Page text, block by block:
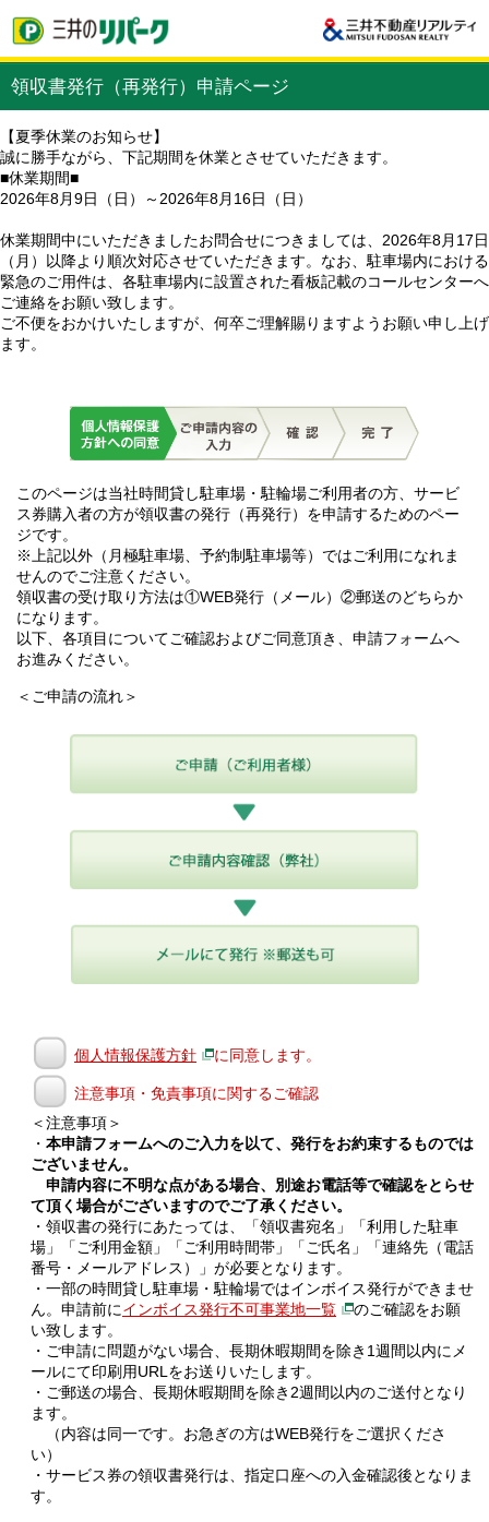
領収書発行（再発行）申請ページ
【夏季休業のお知らせ】
誠に勝手ながら、下記期間を休業とさせていただきます。
■休業期間■
2026年8月9日（日）～2026年8月16日（日）
休業期間中にいただきましたお問合せにつきましては、2026年8月17日
（月）以降より順次対応させていただきます。なお、駐車場内における
緊急のご用件は、各駐車場内に設置された看板記載のコールセンターへ
ご連絡をお願い致します。
ご不便をおかけいたしますが、何卒ご理解賜りますようお願い申し上げ
ます。
このページは当社時間貸し駐車場・駐輪場ご利用者の方、サービ
ス券購入者の方が領収書の発行（再発行）を申請するためのペー
ジです。
※上記以外（月極駐車場、予約制駐車場等）ではご利用になれま
せんのでご注意ください。
領収書の受け取り方法は①WEB発行（メール）②郵送のどちらか
になります。
以下、各項目についてご確認およびご同意頂き、申請フォームへ
お進みください。
＜ご申請の流れ＞
個人情報保護方針 に同意します。
注意事項・免責事項に関するご確認
＜注意事項＞
・ 本申請フォームへのご入力を以て、発行をお約束するものでは
ございません。
申請内容に不明な点がある場合、別途お電話等で確認をとらせ
て頂く場合がございますのでご了承ください。
・領収書の発行にあたっては、「領収書宛名」「利用した駐車
場」「ご利用金額」「ご利用時間帯」「ご氏名」「連絡先（電話
番号・メールアドレス）」が必要となります。
・一部の時間貸し駐車場・駐輪場ではインボイス発行ができませ
ん。申請前にインボイス発行不可事業地一覧
のご確認をお願
い致します。
・ご申請に問題がない場合、長期休暇期間を除き1週間以内にメ
ールにて印刷用URLをお送りいたします。
・ご郵送の場合、長期休暇期間を除き2週間以内のご送付となり
ます。
（内容は同一です。お急ぎの方はWEB発行をご選択くださ
い）
・サービス券の領収書発行は、指定口座への入金確認後となりま
す。